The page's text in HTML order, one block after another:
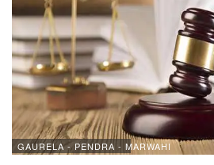
GAURELA - PENDRA - MARWAHI